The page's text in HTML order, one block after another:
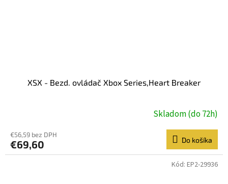
XSX - Bezd. ovládač Xbox Series,Heart Breaker
Skladom (do 72h)
€56,59 bez DPH
€69,60 Do košíka
Kód: EP2-29936